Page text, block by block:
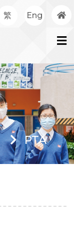
繁 Eng
PTA